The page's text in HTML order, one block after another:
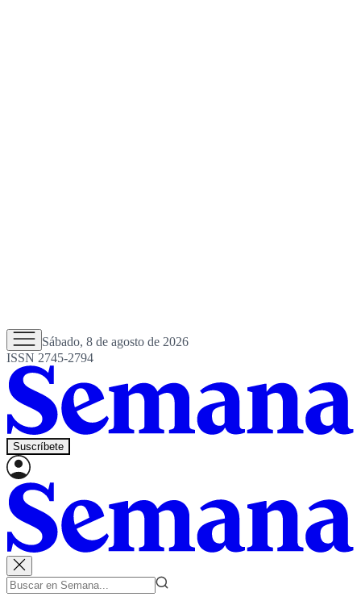
Sábado, 8 de agosto de 2026
ISSN 2745-2794
Suscríbete